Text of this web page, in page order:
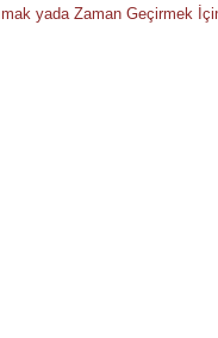
yada Zaman Geçirmek